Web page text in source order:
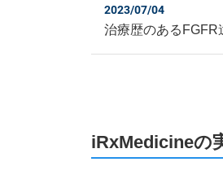
2023/07/04
治療歴のあるFGFR
iRxMedicineの